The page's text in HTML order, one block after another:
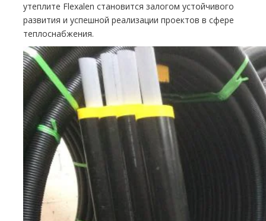
утеплите Flexalen становится залогом устойчивого
развития и успешной реализации проектов в сфере
теплоснабжения.